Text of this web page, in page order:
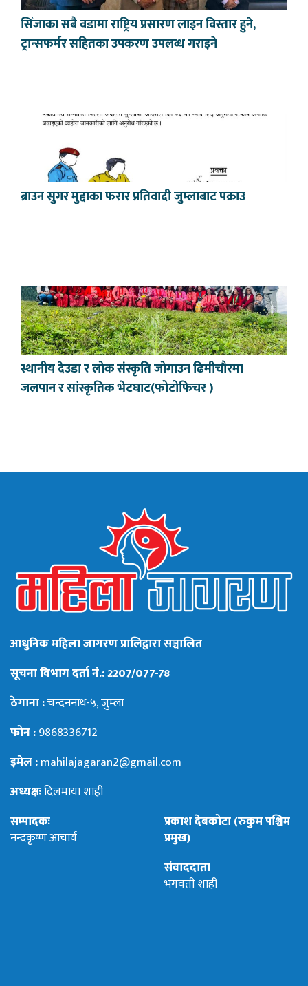
सिँजाका सबै वडामा राष्ट्रिय प्रसारण लाइन विस्तार हुने,
ट्रान्सफर्मर सहितका उपकरण उपलब्ध गराइने
ब्राउन सुगर मुद्दाका फरार प्रतिवादी जुम्लाबाट पक्राउ
स्थानीय देउडा र लोक संस्कृति जोगाउन ढिमीचौरमा
जलपान र सांस्कृतिक भेटघाट(फोटोफिचर )
आधुनिक महिला जागरण प्रालिद्वारा सञ्चालित
सूचना विभाग दर्ता नं.: 2207/077-78
ठेगाना :चन्दननाथ-५, जुम्ला
फोन :9868336712
इमेल :mahilajagaran2@gmail.com
अध्यक्षःदिलमाया शाही
सम्पादकः
नन्दकृष्ण आचार्य
प्रकाश देबकोटा (रुकुम पश्चिम
प्रमुख)
संवाददाता
भगवती शाही